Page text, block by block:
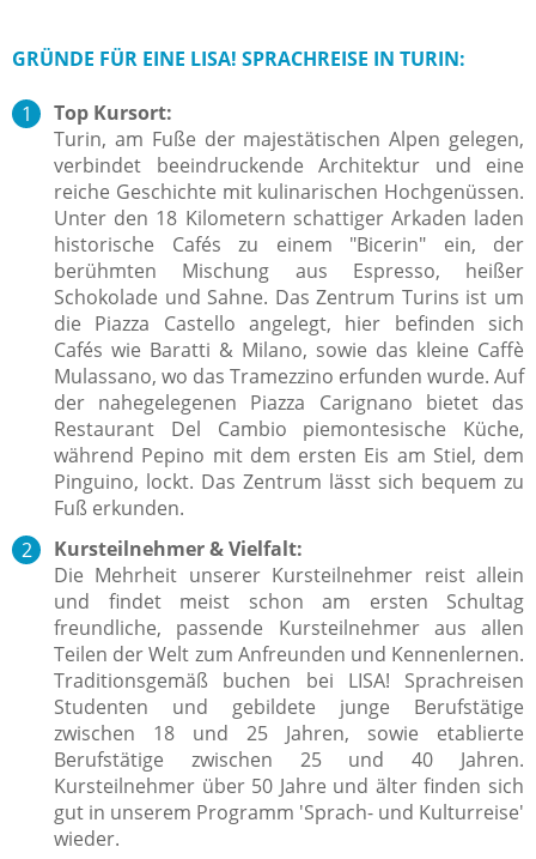
GRÜNDE FÜR EINE LISA! SPRACHREISE IN TURIN:
Top Kursort:
Turin, am Fuße der majestätischen Alpen gelegen,
verbindet beeindruckende Architektur und eine
reiche Geschichte mit kulinarischen Hochgenüssen.
Unter den 18 Kilometern schattiger Arkaden laden
historische Cafés zu einem "Bicerin" ein, der
berühmten Mischung aus Espresso, heißer
Schokolade und Sahne. Das Zentrum Turins ist um
die Piazza Castello angelegt, hier befinden sich
Cafés wie Baratti & Milano, sowie das kleine Caffè
Mulassano, wo das Tramezzino erfunden wurde. Auf
der nahegelegenen Piazza Carignano bietet das
Restaurant Del Cambio piemontesische Küche,
während Pepino mit dem ersten Eis am Stiel, dem
Pinguino, lockt. Das Zentrum lässt sich bequem zu
Fuß erkunden.
Kursteilnehmer & Vielfalt:
Die Mehrheit unserer Kursteilnehmer reist allein
und findet meist schon am ersten Schultag
freundliche, passende Kursteilnehmer aus allen
Teilen der Welt zum Anfreunden und Kennenlernen.
Traditionsgemäß buchen bei LISA! Sprachreisen
Studenten und gebildete junge Berufstätige
zwischen 18 und 25 Jahren, sowie etablierte
Berufstätige zwischen 25 und 40 Jahren.
Kursteilnehmer über 50 Jahre und älter finden sich
gut in unserem Programm 'Sprach- und Kulturreise'
wieder.